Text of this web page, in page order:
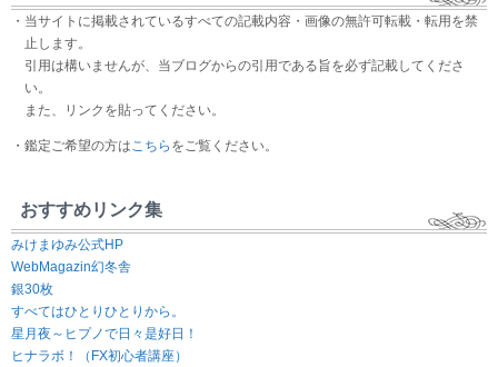
・当サイトに掲載されているすべての記載内容・画像の無許可転載・転用を禁
止します。
引用は構いませんが、当ブログからの引用である旨を必ず記載してくださ
い。
また、リンクを貼ってください。
・鑑定ご希望の方はこちら をご覧ください。
おすすめリンク集
みけまゆみ公式HP
WebMagazin幻冬舎
銀30枚
すべてはひとりひとりから。
星月夜～ヒプノで日々是好日！
ヒナラボ！（FX初心者講座）